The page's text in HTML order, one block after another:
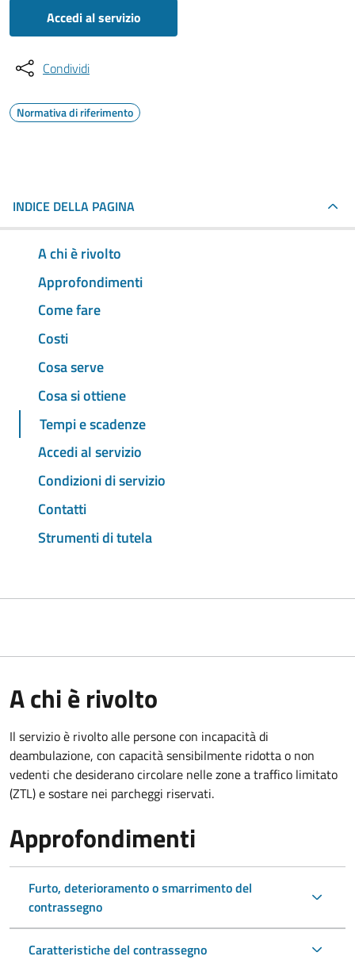
Accedi al servizio
Condividi
Normativa di riferimento
INDICE DELLA PAGINA
A chi è rivolto
Approfondimenti
Come fare
Costi
Cosa serve
Cosa si ottiene
Tempi e scadenze
Accedi al servizio
Condizioni di servizio
Contatti
Strumenti di tutela
A chi è rivolto
Il servizio è rivolto alle persone con incapacità di
deambulazione, con capacità sensibilmente ridotta o non
vedenti che desiderano circolare nelle zone a traffico limitato
(ZTL) e sostare nei parcheggi riservati.
Approfondimenti
Furto, deterioramento o smarrimento del
contrassegno
Caratteristiche del contrassegno